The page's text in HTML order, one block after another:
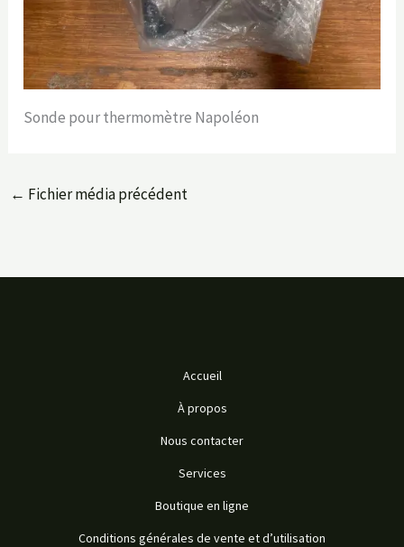
Sonde pour thermomètre Napoléon
← Fichier média précédent
Accueil
À propos
Nous contacter
Services
Boutique en ligne
Conditions générales de vente et d’utilisation